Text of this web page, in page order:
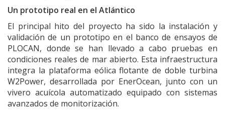
Un prototipo real en el Atlántico
El principal hito del proyecto ha sido la instalación y
validación de un prototipo en el banco de ensayos de
PLOCAN, donde se han llevado a cabo pruebas en
condiciones reales de mar abierto. Esta infraestructura
integra la plataforma eólica flotante de doble turbina
W2Power, desarrollada por EnerOcean, junto con un
vivero acuícola automatizado equipado con sistemas
avanzados de monitorización.